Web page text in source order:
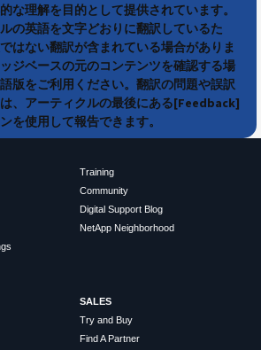
な理解を目的として提供されています。
の英語を文字どおりに翻訳しているた
はない翻訳が含まれている場合がありま
ジベースの元のコンテンツを確認する場
版をご利用ください。翻訳の問題や誤訳
、アーティクルの最後にある[Feedback]
を使用して報告できます。
Training
Community
Digital Support Blog
NetApp Neighborhood
SALES
Try and Buy
Find A Partner